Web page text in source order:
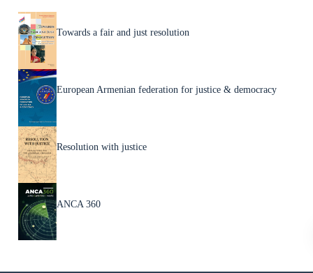
Towards a fair and just resolution
European Armenian federation for justice & democracy
Resolution with justice
ANCA 360